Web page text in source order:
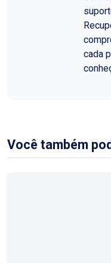
cada
Você também